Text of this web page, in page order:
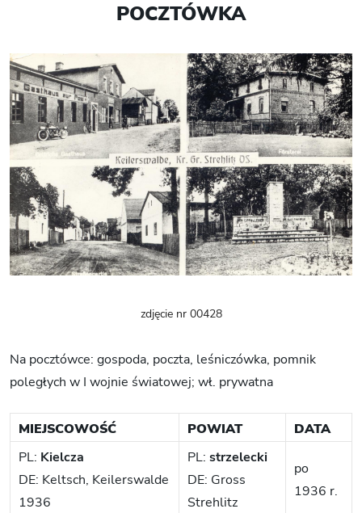
POCZTÓWKA
zdjęcie nr 00428
Na pocztówce: gospoda, poczta, leśniczówka, pomnik
poległych w I wojnie światowej; wł. prywatna
MIEJSCOWOŚĆ POWIAT
DATA
PL: Kielcza
DE: Keltsch, Keilerswalde
1936
PL: strzelecki
DE: Gross
Strehlitz
po
1936 r.